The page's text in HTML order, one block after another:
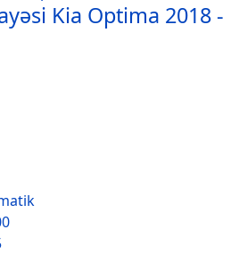
Kia Optima 2018 -